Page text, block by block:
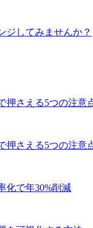
ジしてみませんか？
押さえる5つの注意
押さえる5つの注意
化で年30%削減